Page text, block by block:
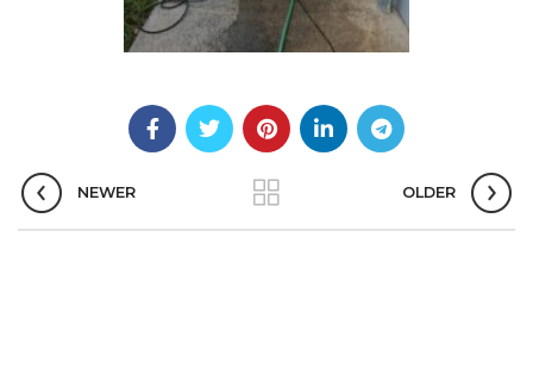
NEWER OLDER